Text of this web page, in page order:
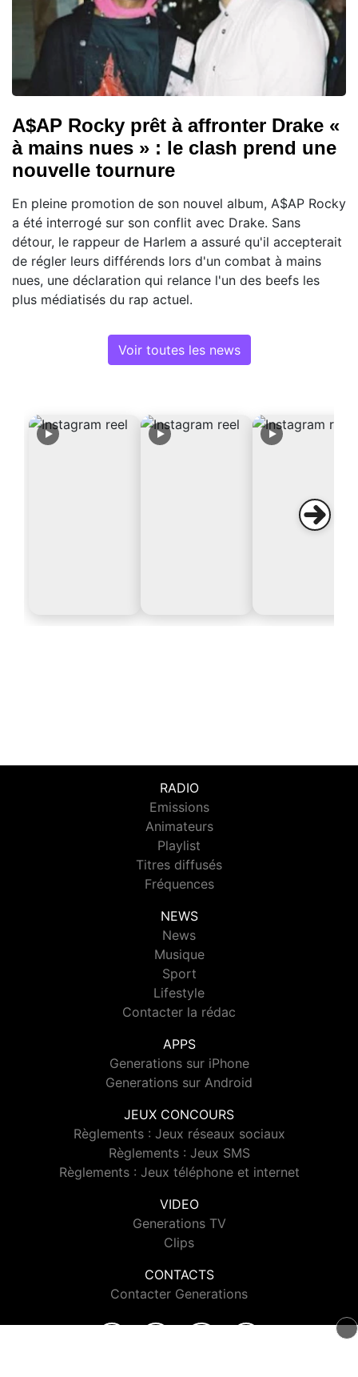
A$AP Rocky prêt à affronter Drake «
à mains nues » : le clash prend une
nouvelle tournure
En pleine promotion de son nouvel album, A$AP Rocky
a été interrogé sur son conflit avec Drake. Sans
détour, le rappeur de Harlem a assuré qu'il accepterait
de régler leurs différends lors d'un combat à mains
nues, une déclaration qui relance l'un des beefs les
plus médiatisés du rap actuel.
Voir toutes les news
RADIO
Emissions
Animateurs
Playlist
Titres diffusés
Fréquences
NEWS
News
Musique
Sport
Lifestyle
Contacter la rédac
APPS
Generations sur iPhone
Generations sur Android
JEUX CONCOURS
Règlements : Jeux réseaux sociaux
Règlements : Jeux SMS
Règlements : Jeux téléphone et internet
VIDEO
Generations TV
Clips
CONTACTS
Contacter Generations